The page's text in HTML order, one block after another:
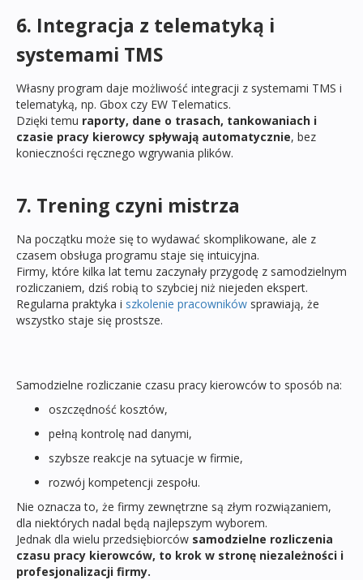
6. Integracja z telematyką i
systemami TMS
Własny program daje możliwość integracji z systemami TMS i
telematyką, np. Gbox czy EW Telematics.
Dzięki temu raporty, dane o trasach, tankowaniach i
czasie pracy kierowcy spływają automatycznie, bez
konieczności ręcznego wgrywania plików.
7. Trening czyni mistrza
Na początku może się to wydawać skomplikowane, ale z
czasem obsługa programu staje się intuicyjna.
Firmy, które kilka lat temu zaczynały przygodę z samodzielnym
rozliczaniem, dziś robią to szybciej niż niejeden ekspert.
Regularna praktyka i szkolenie pracowników sprawiają, że
wszystko staje się prostsze.
Samodzielne rozliczanie czasu pracy kierowców to sposób na:
oszczędność kosztów,
pełną kontrolę nad danymi,
szybsze reakcje na sytuacje w firmie,
rozwój kompetencji zespołu.
Nie oznacza to, że firmy zewnętrzne są złym rozwiązaniem,
dla niektórych nadal będą najlepszym wyborem.
Jednak dla wielu przedsiębiorców samodzielne rozliczenia
czasu pracy kierowców, to krok w stronę niezależności i
profesjonalizacji firmy.